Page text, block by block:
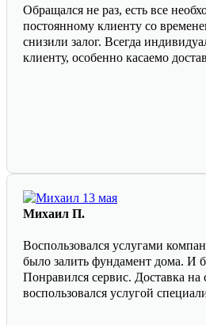
Обращался не раз, есть все
постоянному клиенту со
снизили залог. Всегда
клиенту, особенно касаемо
Михаил П.
Воспользовался услугами
было залить фундамент дома. И
Понравился сервис. Доставка
воспользовался услугой